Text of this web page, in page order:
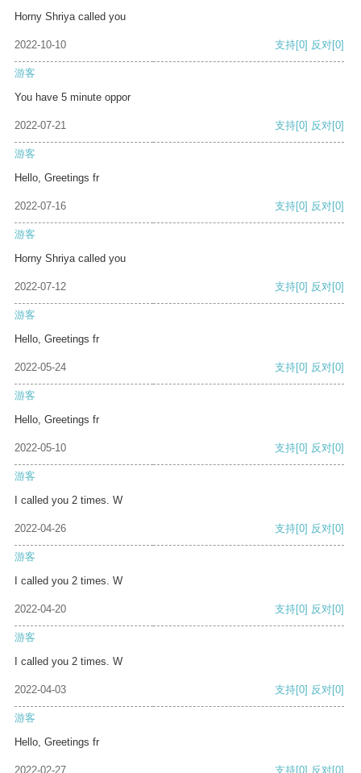
Horny Shriya called you
2022-10-10 支持[0] 反对[0]
游客
You have 5 minute oppor
2022-07-21 支持[0] 反对[0]
游客
Hello, Greetings fr
2022-07-16 支持[0] 反对[0]
游客
Horny Shriya called you
2022-07-12 支持[0] 反对[0]
游客
Hello, Greetings fr
2022-05-24 支持[0] 反对[0]
游客
Hello, Greetings fr
2022-05-10 支持[0] 反对[0]
游客
I called you 2 times. W
2022-04-26 支持[0] 反对[0]
游客
I called you 2 times. W
2022-04-20 支持[0] 反对[0]
游客
I called you 2 times. W
2022-04-03 支持[0] 反对[0]
游客
Hello, Greetings fr
2022-02-27 支持[0] 反对[0]